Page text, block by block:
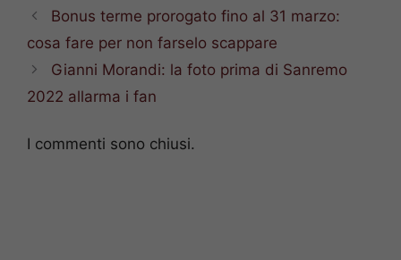
Bonus terme prorogato fino al 31 marzo:
cosa fare per non farselo scappare
Gianni Morandi: la foto prima di Sanremo
2022 allarma i fan
I commenti sono chiusi.